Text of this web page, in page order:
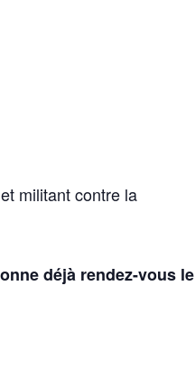
militant contre la
déjà rendez-vous le